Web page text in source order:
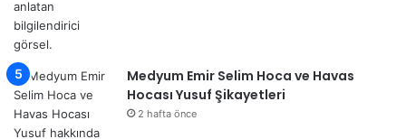
Medyum Emir Selim Hoca ve Havas
Hocası Yusuf Şikayetleri
2 hafta önce